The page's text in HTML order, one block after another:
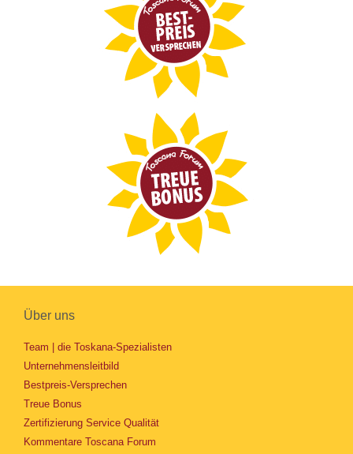
Über uns
Team | die Toskana-Spezialisten
Unternehmensleitbild
Bestpreis-Versprechen
Treue Bonus
Zertifizierung Service Qualität
Kommentare Toscana Forum